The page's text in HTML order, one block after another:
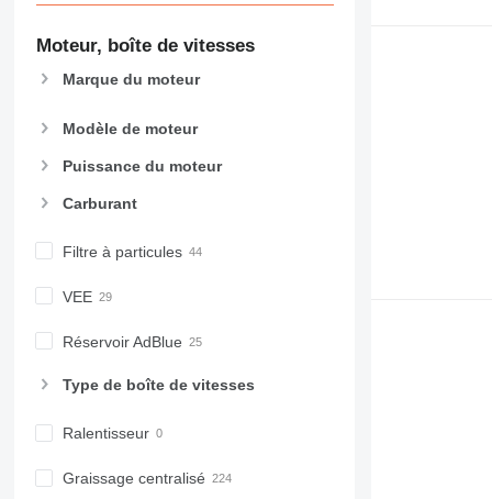
Moteur, boîte de vitesses
Marque du moteur
Modèle de moteur
Puissance du moteur
Carburant
Filtre à particules
VEE
Réservoir AdBlue
Type de boîte de vitesses
Ralentisseur
Graissage centralisé